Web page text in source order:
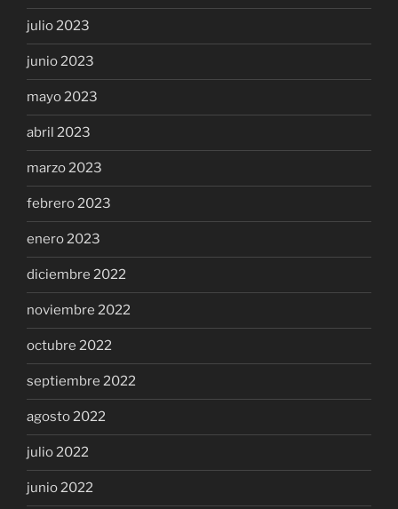
julio 2023
junio 2023
mayo 2023
abril 2023
marzo 2023
febrero 2023
enero 2023
diciembre 2022
noviembre 2022
octubre 2022
septiembre 2022
agosto 2022
julio 2022
junio 2022